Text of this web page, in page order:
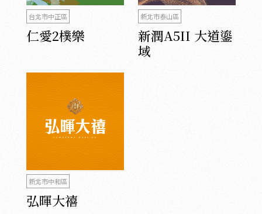
台北市中正區
仁愛2樸樂
新北市泰山區
新潤A5II 大道鎏
域
新北市中和區
弘暉大禧